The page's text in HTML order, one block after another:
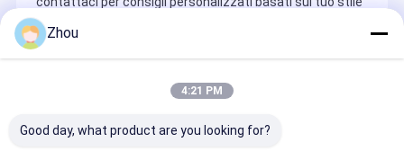
di gioco e livello di esperienza.
Zhou
4:21 PM
Good day, what product are you looking for?